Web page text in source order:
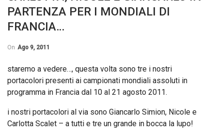
PARTENZA PER I MONDIALI DI
FRANCIA…
On Ago 9, 2011
staremo a vedere…, questa volta sono tre i nostri
portacolori presenti ai campionati mondiali assoluti in
programma in Francia dal 10 al 21 agosto 2011.
i nostri portacolori al via sono Giancarlo Simion, Nicole e
Carlotta Scalet – a tutti e tre un grande in bocca la lupo!